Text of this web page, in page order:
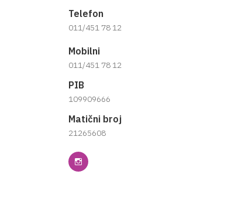
Telefon
011/451 78 12
Mobilni
011/451 78 12
PIB
109909666
Matični broj
21265608